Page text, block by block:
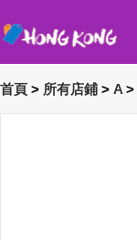
首頁 > 所有店鋪 > A >